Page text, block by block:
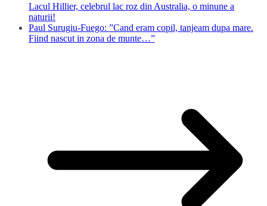
Lacul Hillier, celebrul lac roz din Australia, o minune a
naturii!
Paul Surugiu-Fuego: ”Cand eram copil, tanjeam dupa mare.
Fiind nascut in zona de munte…”